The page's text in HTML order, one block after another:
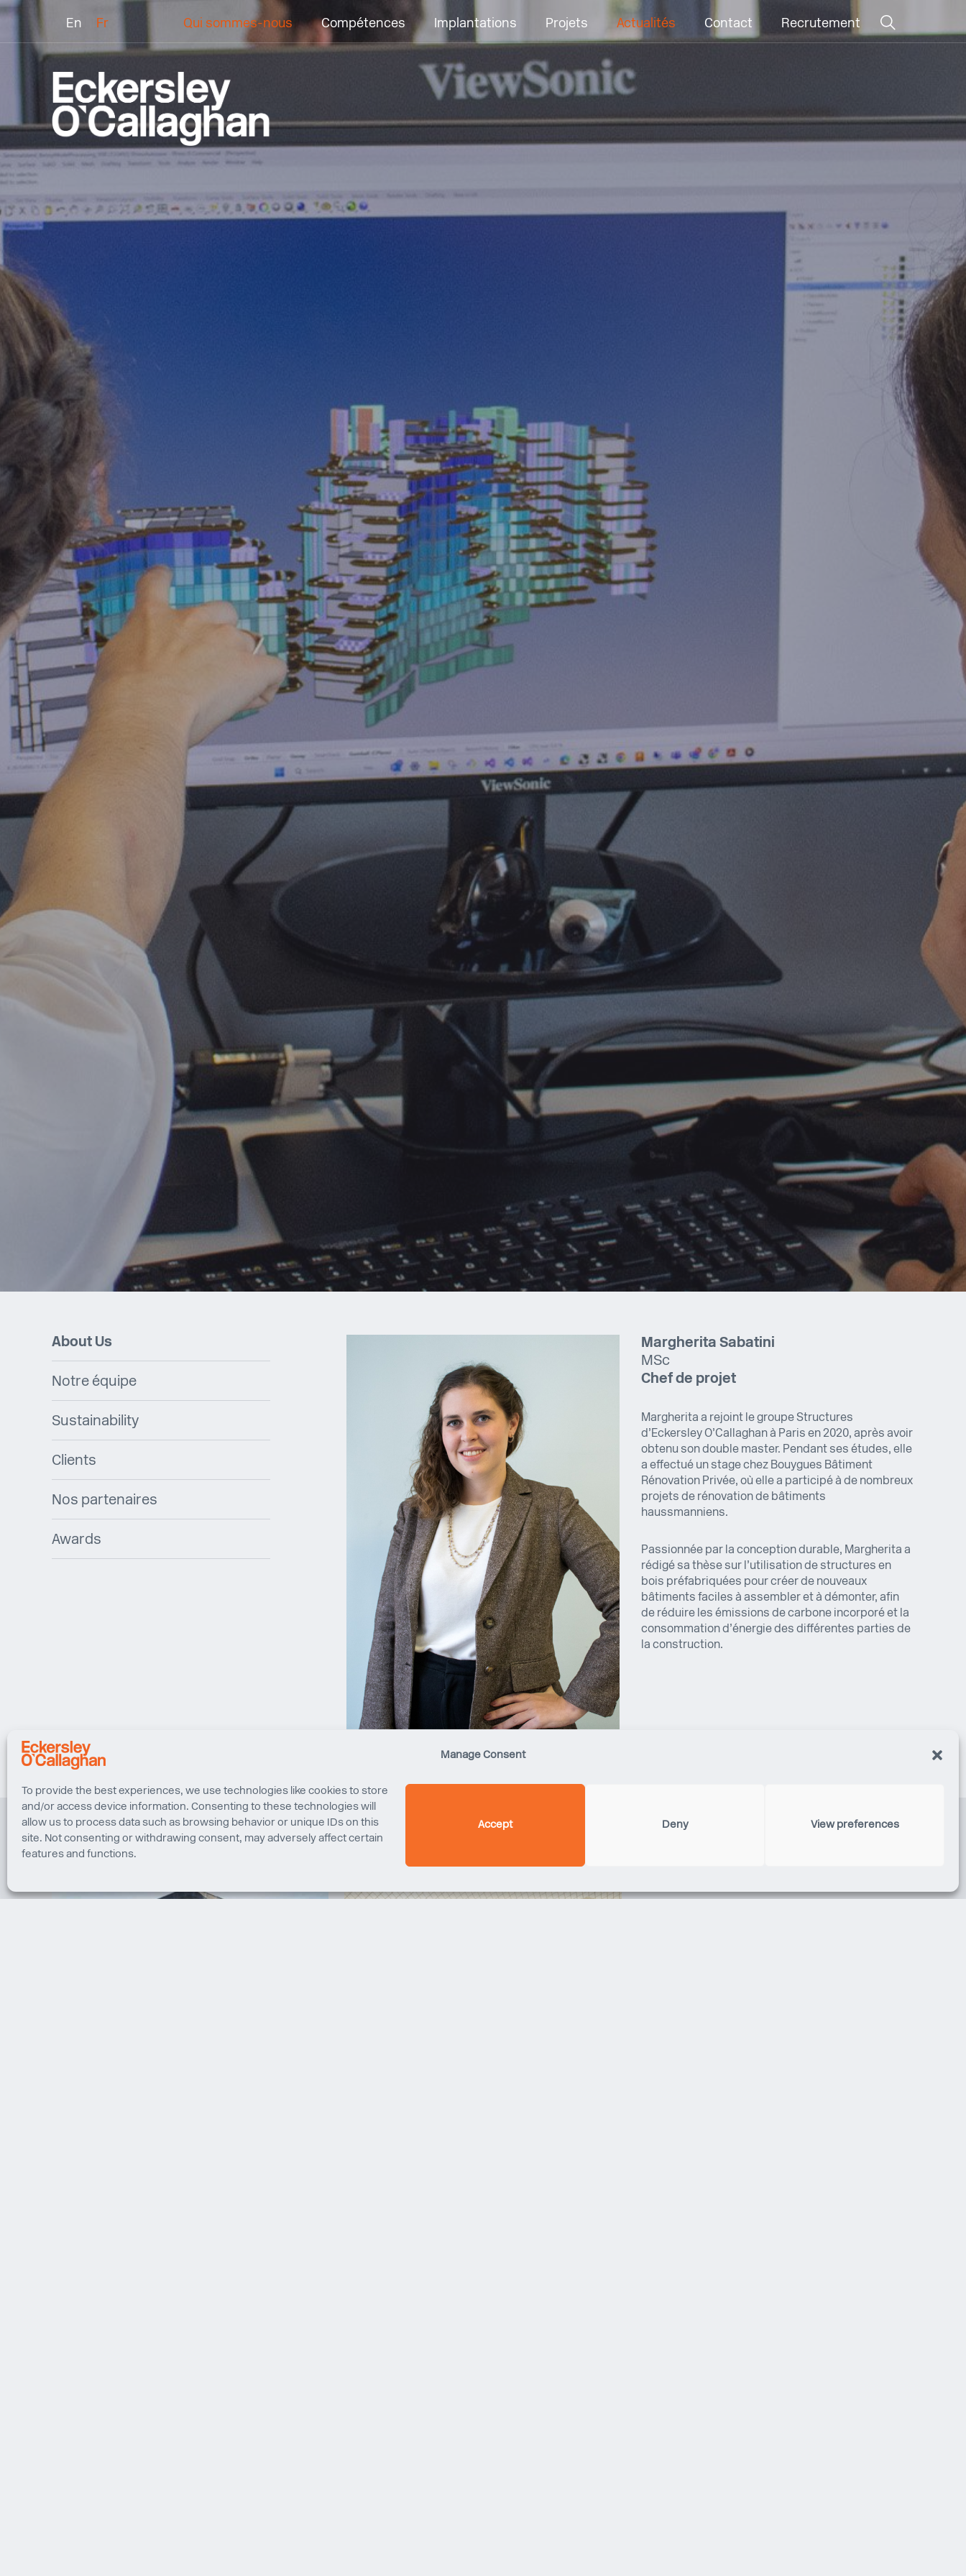
Manage Consent
To provide the best experiences, we use technologies like cookies to store
and/or access device information. Consenting to these technologies will
allow us to process data such as browsing behavior or unique IDs on this
site. Not consenting or withdrawing consent, may adversely affect certain
features and functions.
Accept Deny View preferences
Qui sommes-nous Compétences Implantations Projets Actualités Contact Recrutement
En Fr
About Us
Notre équipe
Sustainability
Clients
Nos partenaires
Awards
Margherita Sabatini
MSc
Chef de projet
Margherita a rejoint le groupe Structures
d’Eckersley O’Callaghan à Paris en 2020, après avoir
obtenu son double master. Pendant ses études, elle
a effectué un stage chez Bouygues Bâtiment
Rénovation Privée, où elle a participé à de nombreux
projets de rénovation de bâtiments
haussmanniens.
Passionnée par la conception durable, Margherita a
rédigé sa thèse sur l’utilisation de structures en
bois préfabriquées pour créer de nouveaux
bâtiments faciles à assembler et à démonter, afin
de réduire les émissions de carbone incorporé et la
consommation d’énergie des différentes parties de
la construction.